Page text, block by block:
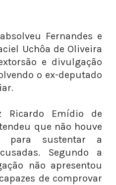
Fernandes e
Uchôa de Oliveira
e divulgação
o ex-deputado
Ricardo Emídio de
que não houve
para sustentar a
Segundo a
não apresentou
de comprovar